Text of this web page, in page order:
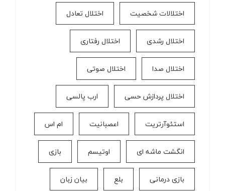
اختلالات شخصیت اختلال تعادل
اختلال رشدی اختلال رفتاری
اختلال صدا اختلال صوتی
اختلال پردازش حسی ارب پالسی
استئوآرتریت اعصبانیت ام اس
انگشت ماشه ای اوتیسم بازی
بازی درمانی بلع بیان زبان